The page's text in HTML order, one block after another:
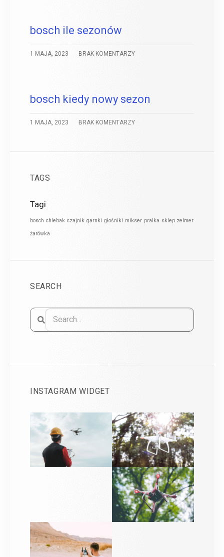
bosch ile sezonów
1 MAJA, 2023 BRAK KOMENTARZY
bosch kiedy nowy sezon
1 MAJA, 2023 BRAK KOMENTARZY
TAGS
Tagi
bosch chlebak czajnik garnki głośniki mikser pralka sklep zelmer
żarówka
SEARCH
INSTAGRAM WIDGET